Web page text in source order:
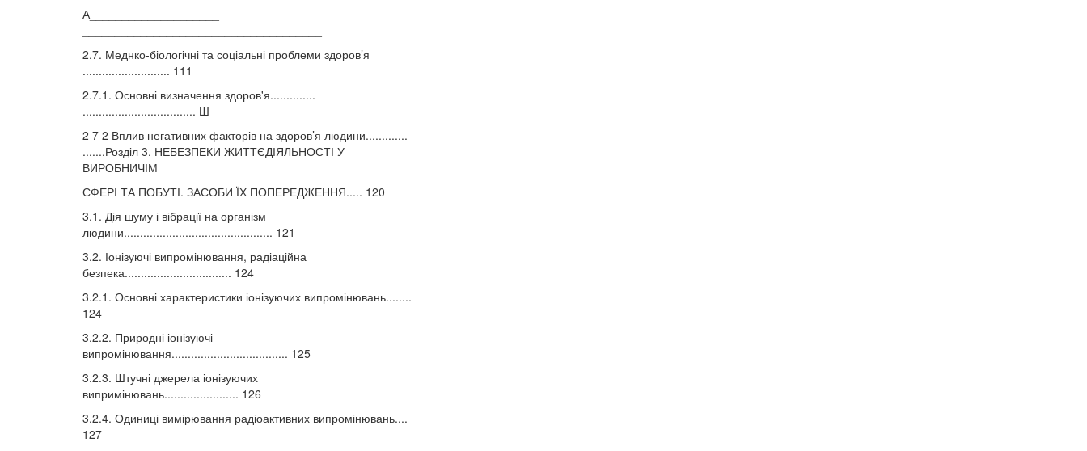
А____________________
2.7. Меднко-біологічні та соціальні проблеми здоров’я
........................... 111
2.7.1. Основні визначення здоров'я..............
................................... Ш
2 7 2 Вплив негативних факторів на здоров’я людини.............
.......Розділ 3. НЕБЕЗПЕКИ ЖИТТЄДІЯЛЬНОСТІ У
ВИРОБНИЧІМ
СФЕРІ ТА ПОБУТІ. ЗАСОБИ ЇХ ПОПЕРЕДЖЕННЯ..... 120
3.1. Дія шуму і вібрації на організм
людини.............................................. 121
3.2. Іонізуючі випромінювання, радіаційна
безпека................................. 124
3.2.1. Основні характеристики іонізуючих випромінювань........
124
3.2.2. Природні іонізуючі
випромінювання.................................... 125
3.2.3. Штучні джерела іонізуючих
випримінювань....................... 126
3.2.4. Одиниці вимірювання радіоактивних випромінювань....
127